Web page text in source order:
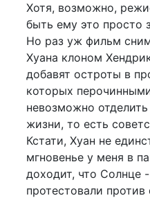
Хотя, возможно,
быть ему это просто
Но раз уж фильм
Хуана клоном
добавят остроты в
которых
невозможно
жизни, то есть
Кстати, Хуан не
мгновенье у меня в
доходит, что Солнце
протестовали